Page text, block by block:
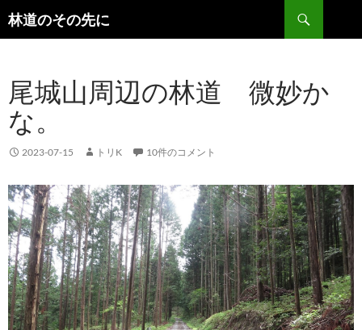
林道のその先に
検
索
ン
ツ
へ
ス
キ
プ
尾城山周辺の林道 微妙か
な。
2023-07-15 トリK 10件のコメント